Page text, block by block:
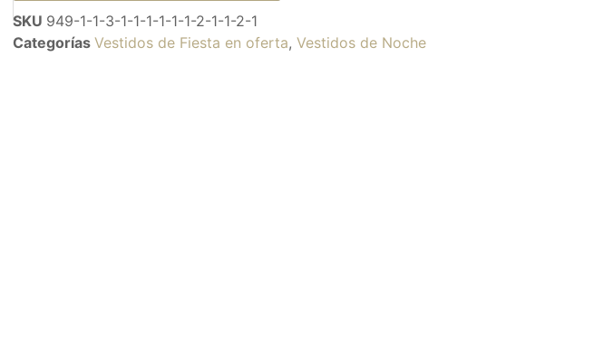
SKU 949-1-1-3-1-1-1-1-1-1-2-1-1-2-1
Categorías Vestidos de Fiesta en oferta, Vestidos de Noche